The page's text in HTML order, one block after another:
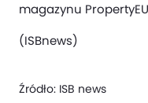
magazynu
(ISBnews)
Źródło: ISB news